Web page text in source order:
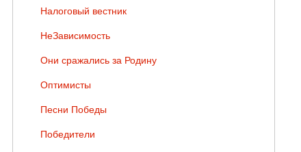
Налоговый вестник
НеЗависимость
Они сражались за Родину
Оптимисты
Песни Победы
Победители